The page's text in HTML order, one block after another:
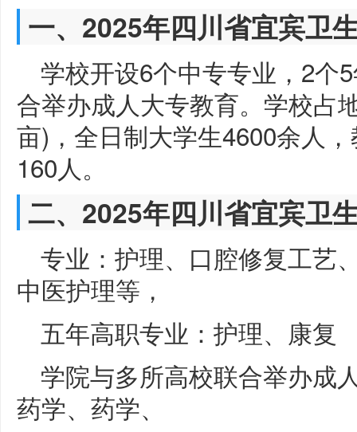
一、2025年四川省宜宾卫
学校开设6个中专专业，2个
合举办成人大专教育。学校占
亩)，全日制大学生4600余人
160人。
二、2025年四川省宜宾卫
专业：护理、口腔修复工艺
中医护理等，
五年高职专业：护理、康复
学院与多所高校联合举办成
药学、药学、